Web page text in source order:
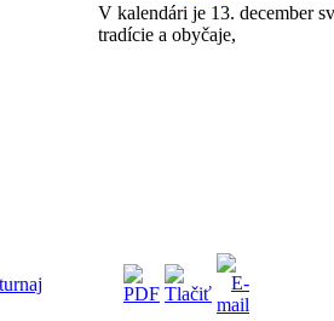
V kalendári je 13. december
tradície a obyčaje,